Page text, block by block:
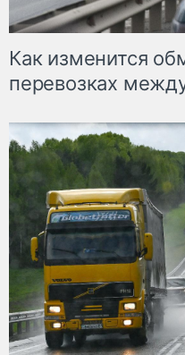
Как изменится
перевозках